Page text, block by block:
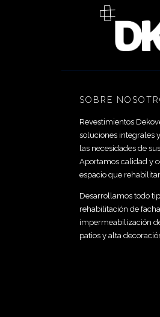
SOBRE
Revestimientos
soluciones integrales
las necesidades de
Aportamos calidad y
espacio que
Desarrollamos todo
rehabilitación de
impermeabilización
patios y alta